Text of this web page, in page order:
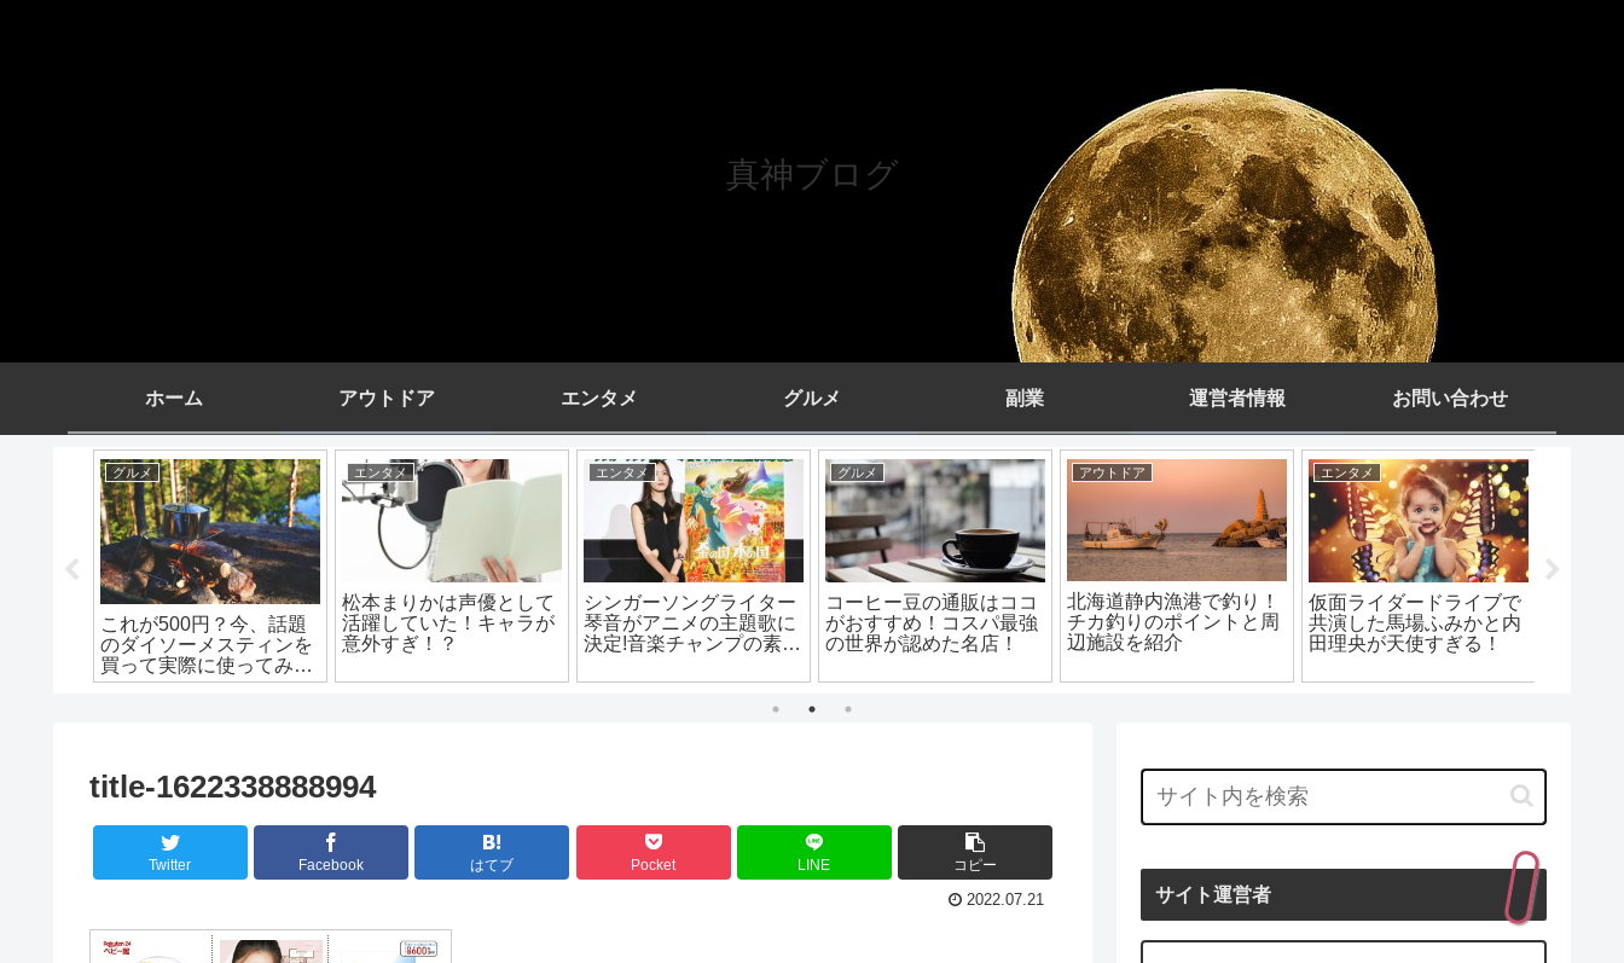
真神ブログ
ホーム アウトドア エンタメ グルメ 副業 運営者情報 お問い合わせ
エンタメ
ロンドンハーツのドッキ
リで生まれたコヨーテが
一夜限りで復活８月25日
放送
エンタメ
内田理央と竹内涼真の関
係性は？二人はすでに結
婚していた！？
アウトドア
燻製が初心者でも失敗し
ない！道具やポイントと
オススメ食材は？
エンタメ
金の国水の国の人気漫画
が映画に？気になる主題
歌、声優、あらすじは！
エンタメ
勇者ヨシヒコと悪霊の鍵
の有村架純が可愛い！登
場するのは第何話？
グルメ
話題のダイソーメスティ
ンを○○を使ってシーズニ
ングを簡単に出来る方法
title-1622338888994
Twitter Facebook はてブ Pocket LINE コピー
2022.07.21 サイト運営者